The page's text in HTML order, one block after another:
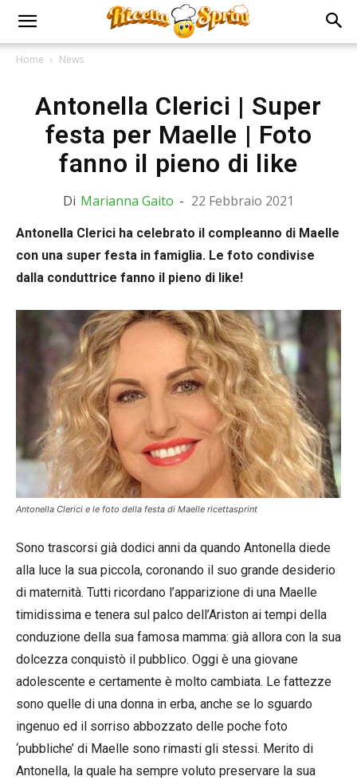
Home News
Antonella Clerici | Super
festa per Maelle | Foto
fanno il pieno di like
Di Marianna Gaito - 22 Febbraio 2021
Antonella Clerici ha celebrato il compleanno di Maelle
con una super festa in famiglia. Le foto condivise
dalla conduttrice fanno il pieno di like!
Antonella Clerici e le foto della festa di Maelle ricettasprint
Sono trascorsi già dodici anni da quando Antonella diede
alla luce la sua piccola, coronando il suo grande desiderio
di maternità. Tutti ricordano l’apparizione di una Maelle
timidissima e tenera sul palco dell’Ariston ai tempi della
conduzione della sua famosa mamma: già allora con la sua
dolcezza conquistò il pubblico. Oggi è una giovane
adolescente e certamente è molto cambiata. Le fattezze
sono quelle di una donna in erba, anche se lo sguardo
ingenuo ed il sorriso abbozzato delle poche foto
‘pubbliche’ di Maelle sono rimasti gli stessi. Merito di
Antonella, la quale ha sempre voluto preservare la sua